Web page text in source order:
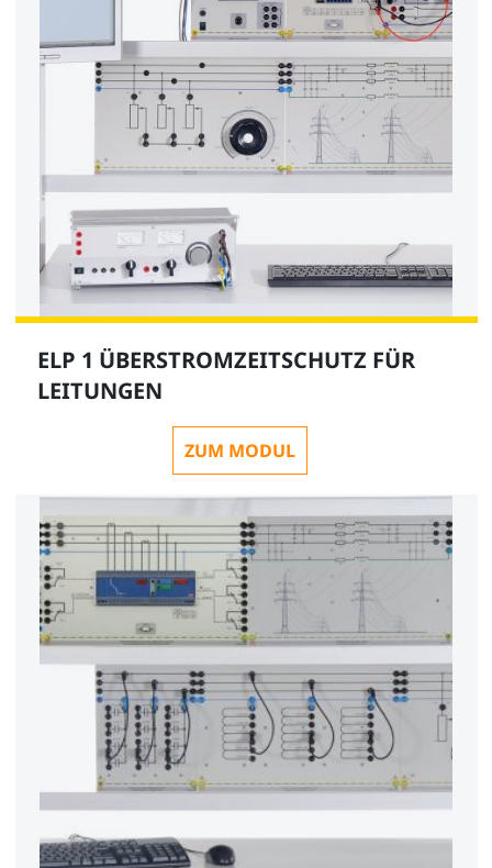
ELP 1 ÜBERSTROMZEITSCHUTZ FÜR
LEITUNGEN
ZUM MODUL